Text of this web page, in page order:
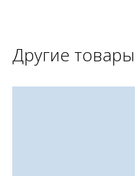
Другие товары